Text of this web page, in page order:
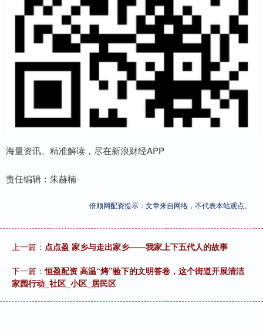
海量资讯、精准解读，尽在新浪财经APP
责任编辑：朱赫楠
倍顺网配资提示：文章来自网络，不代表本站观点。
上一篇： 点点盈 家乡与走出家乡——我家上下五代人的故事
下一篇：恒盈配资 高温“烤”验下的文明答卷，这个街道开展清洁
家园行动_社区_小区_居民区